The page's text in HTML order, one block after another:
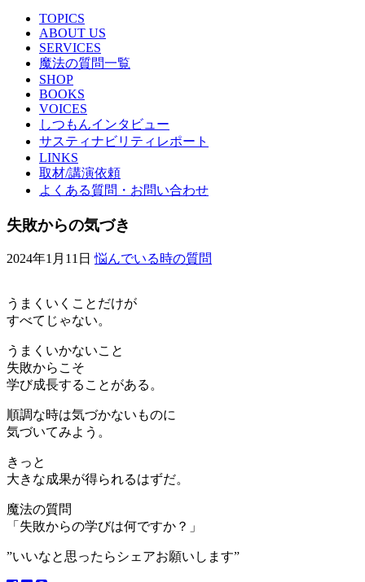
TOPICS
ABOUT US
SERVICES
魔法の質問一覧
SHOP
BOOKS
VOICES
しつもんインタビュー
サスティナビリティレポート
LINKS
取材/講演依頼
よくある質問・お問い合わせ
失敗からの気づき
2024年1月11日 悩んでいる時の質問
うまくいくことだけが
すべてじゃない。
うまくいかないこと
失敗からこそ
学び成長することがある。
順調な時は気づかないものに
気づいてみよう。
きっと
大きな成果が得られるはずだ。
魔法の質問
「失敗からの学びは何ですか？」
”いいなと思ったらシェアお願いします”